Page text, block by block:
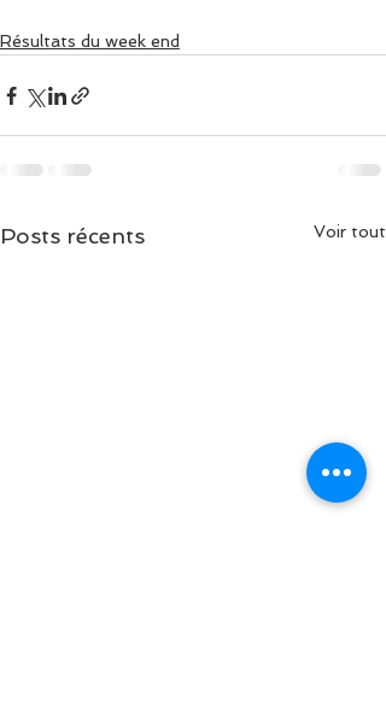
Résultats du week end
Posts récents Voir tout